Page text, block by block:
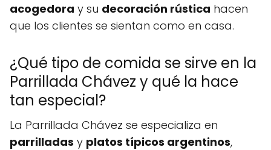
acogedora y su decoración rústica hacen
que los clientes se sientan como en casa.
¿Qué tipo de comida se sirve en la
Parrillada Chávez y qué la hace
tan especial?
La Parrillada Chávez se especializa en
parrilladas y platos típicos argentinos,